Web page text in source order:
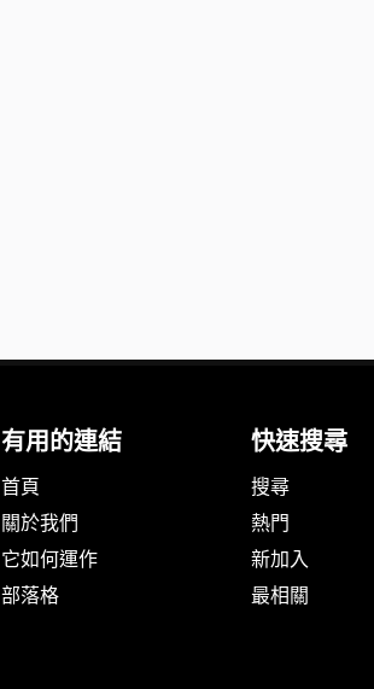
有用的連結
首頁
關於我們
它如何運作
部落格
快速搜尋
搜尋
熱門
新加入
最相關